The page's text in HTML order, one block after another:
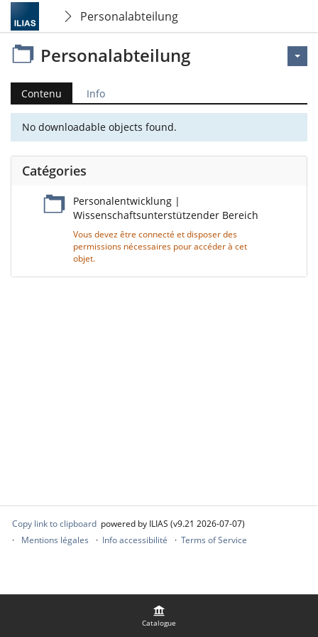
Personalabteilung
Catalogue
Personalabteilung
Contenu Info
No downloadable objects found.
Catégories
Personalentwicklung |
Wissenschaftsunterstützender Bereich
Vous devez être connecté et disposer des
permissions nécessaires pour accéder à cet
objet.
Copy link to clipboard powered by ILIAS (v9.21 2026-07-07)
Mentions légales
Info accessibilité Terms of Service